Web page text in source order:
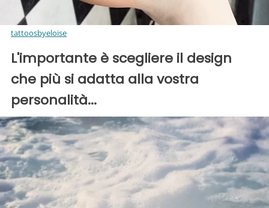
tattoosbyeloise
L'importante è scegliere il design
che più si adatta alla vostra
personalità...